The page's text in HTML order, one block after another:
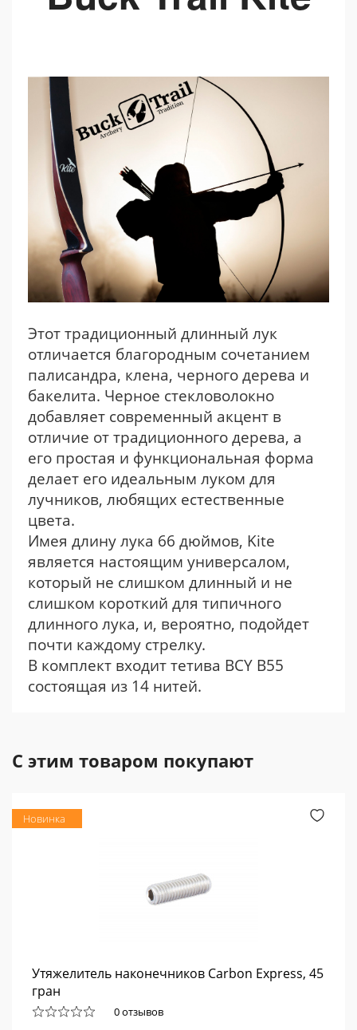
Этот традиционный длинный лук
отличается благородным сочетанием
палисандра, клена, черного дерева и
бакелита. Черное стекловолокно
добавляет современный акцент в
отличие от традиционного дерева, а
его простая и функциональная форма
делает его идеальным луком для
лучников, любящих естественные
цвета.
Имея длину лука 66 дюймов, Kite
является настоящим универсалом,
который не слишком длинный и не
слишком короткий для типичного
длинного лука, и, вероятно, подойдет
почти каждому стрелку.
В комплект входит тетива BCY B55
состоящая из 14 нитей.
С этим товаром покупают
Новинка
Утяжелитель наконечников Carbon Express, 45
гран
0 отзывов